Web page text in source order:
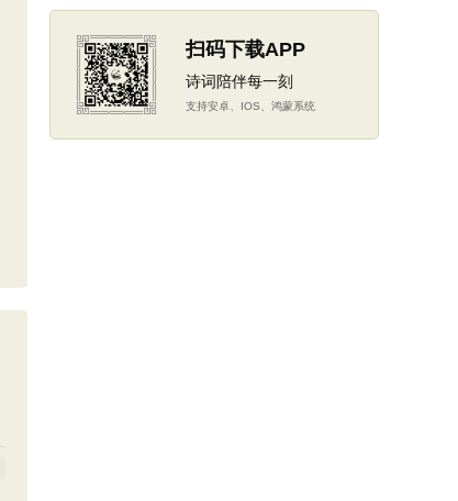
扫码下载APP
诗词陪伴每一刻
支持安卓、IOS、鸿蒙系统